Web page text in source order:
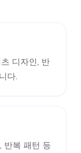
디자인, 반
다.
반복 패턴 등